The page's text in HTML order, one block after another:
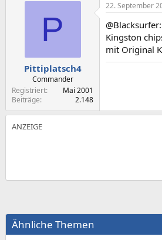
P
Pittiplatsch4
Commander
Registriert
Mai 2001
Beiträge
2.148
22. September
Kingston
mit Original
Ähnliche Themen